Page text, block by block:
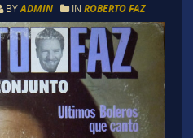
BYADMIN IN ROBERTO FAZ